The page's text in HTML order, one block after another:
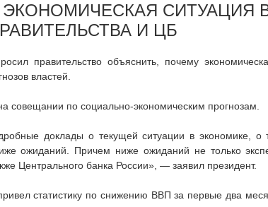
СИТУАЦИЯ
И ЦБ
правительство объяснить, почему
властей.
совещании по социально-экономическим прогнозам.
доклады о текущей ситуации в экономике, о
ожиданий. Причем ниже ожиданий не только
Центрального банка России», — заявил президент.
статистику по снижению ВВП за первые два